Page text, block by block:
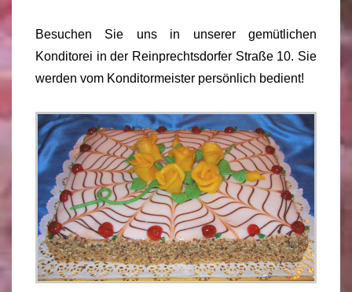
Besuchen Sie uns in unserer gemütlichen
Konditorei in der Reinprechtsdorfer Straße 10. Sie
werden vom Konditormeister persönlich bedient!